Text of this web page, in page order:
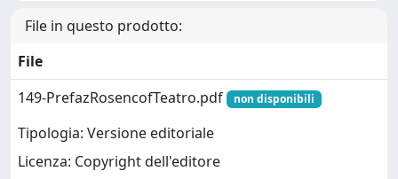
File in questo prodotto:
File
149-PrefazRosencofTeatro.pdf
non disponibili
Tipologia: Versione editoriale
Licenza: Copyright dell'editore